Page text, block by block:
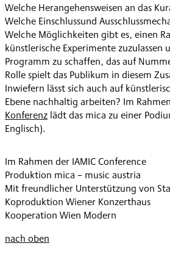
Welche Herangehensweisen an das
Welche Einschlussund
Welche Möglichkeiten gibt es, einen
künstlerische Experimente zuzulassen
Programm zu schaffen, das auf
Rolle spielt das Publikum in diesem
Inwiefern lässt sich auch auf
Ebene nachhaltig arbeiten? Im
Konferenz lädt das mica zu einer
Englisch).
Im Rahmen der IAMIC Conference
Produktion mica – music austria
Mit freundlicher Unterstützung von
Koproduktion Wiener Konzerthaus
Kooperation Wien Modern
nach oben